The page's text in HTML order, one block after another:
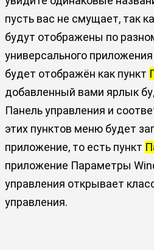
пусть вас не смущает, так
будут отображены по
универсального
будет отображён как пункт
добавленный вами ярлык
Панель управления и
этих пунктов меню будет
приложение, то есть пункт
приложение Параметры
управления открывает
управления.